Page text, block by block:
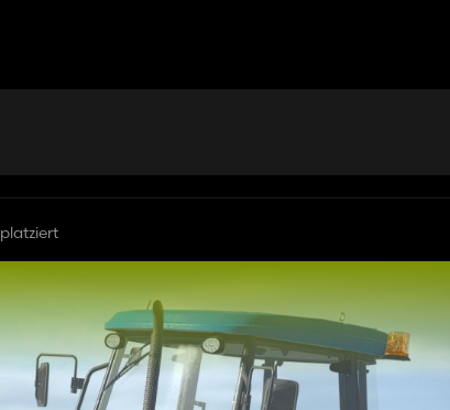
platziert